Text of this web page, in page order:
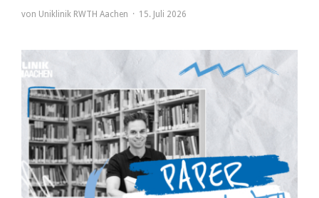
von Uniklinik RWTH Aachen 15. Juli 2026